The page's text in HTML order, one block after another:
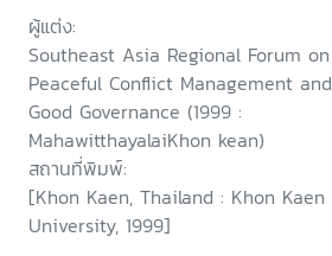
ผู้แต่ง:
Southeast Asia Regional Forum on
Peaceful Conflict Management and
Good Governance (1999 :
MahawitthayalaiKhon kean)
สถานที่พิมพ์:
[Khon Kaen, Thailand : Khon Kaen
University, 1999]